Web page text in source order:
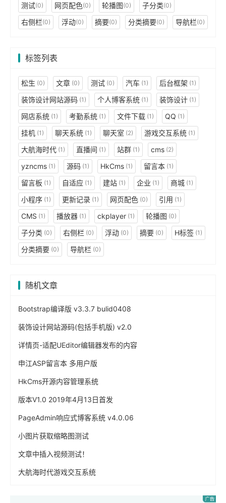
测试(0) 网页配色(0) 轮播图(0) 子分类(0)
右侧栏(0) 浮动(0) 摘要(0) 分类摘要(0) 导航栏(0)
标签列表
松生 (0) 文章 (0) 测试 (0) 汽车 (1) 后台框架 (1)
装饰设计网站源码 (1) 个人博客系统 (1) 装饰设计 (1)
网店系统 (1) 考勤系统 (1) 文件下载 (1) QQ (1)
挂机 (1) 聊天系统 (1) 聊天室 (2) 游戏交互系统 (1)
大航海时代 (1) 直播间 (1) 站群 (1) cms (2)
yzncms (1) 源码 (1) HkCms (1) 留言本 (1)
留言板 (1) 自适应 (1) 建站 (1) 企业 (1) 商城 (1)
小程序 (1) 更新记录 (1) 网页配色 (0) 引用 (1)
CMS (1) 播放器 (1) ckplayer (1) 轮播图 (0)
子分类 (0) 右侧栏 (0) 浮动 (0) 摘要 (0) H标签 (1)
分类摘要 (0) 导航栏 (0)
随机文章
Bootstrap编译版 v3.3.7 bulid0408
装饰设计网站源码(包括手机版) v2.0
详情页-适配UEditor编辑器发布的内容
申江ASP留言本 多用户版
HkCms开源内容管理系统
版本V1.0 2019年4月13日首发
PageAdmin响应式博客系统 v4.0.06
小图片获取缩略图测试
文章中插入视频测试！
大航海时代游戏交互系统